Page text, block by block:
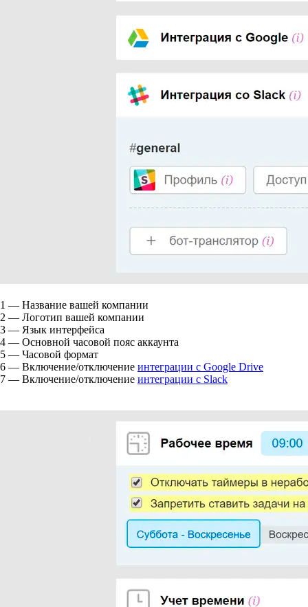
1 — Название вашей компании
2 — Логотип вашей компании
3 — Язык интерфейса
4 — Основной часовой пояс аккаунта
5 — Часовой формат
6 — Включение/отключение интеграции с Google Drive
7 — Включение/отключение интеграции с Slack